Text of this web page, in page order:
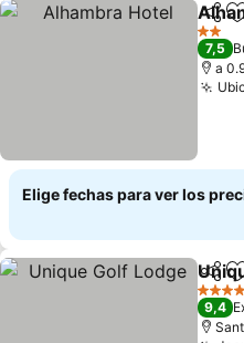
2
7,5
a
Elige fechas para ver los
4
9,4